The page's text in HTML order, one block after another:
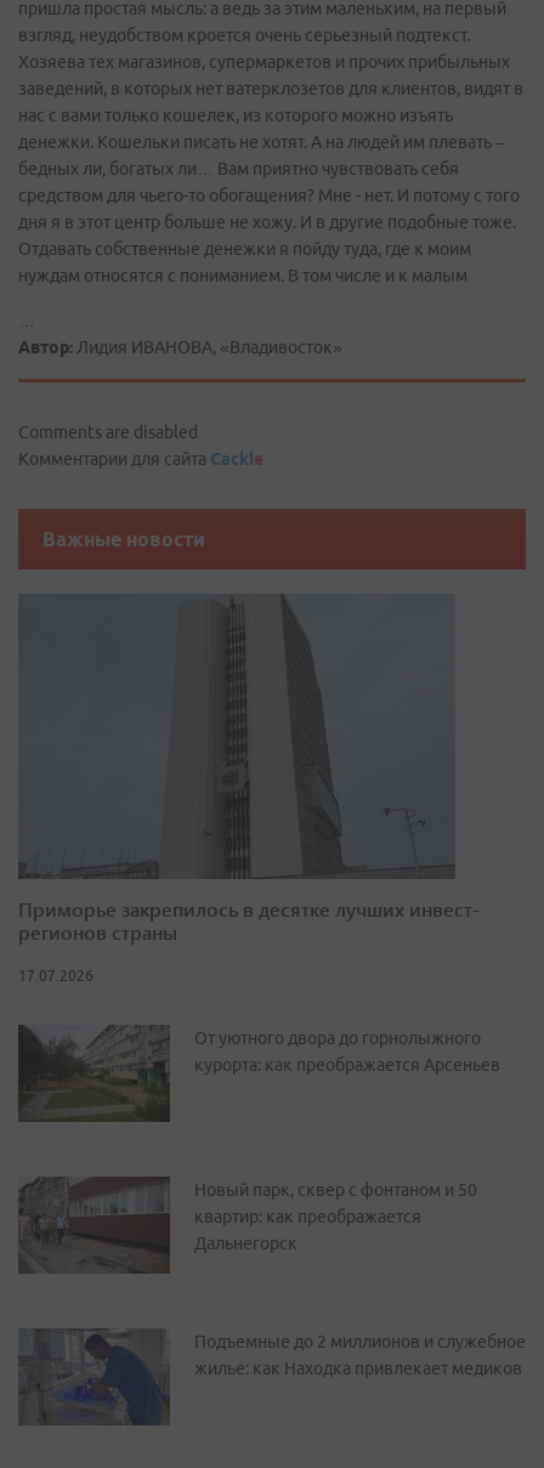
пришла простая мысль: а ведь за этим маленьким, на первый
взгляд, неудобством кроется очень серьезный подтекст.
Хозяева тех магазинов, супермаркетов и прочих прибыльных
заведений, в которых нет ватерклозетов для клиентов, видят в
нас с вами только кошелек, из которого можно изъять
денежки. Кошельки писать не хотят. А на людей им плевать –
бедных ли, богатых ли… Вам приятно чувствовать себя
средством для чьего-то обогащения? Мне - нет. И потому с того
дня я в этот центр больше не хожу. И в другие подобные тоже.
Отдавать собственные денежки я пойду туда, где к моим
нуждам относятся с пониманием. В том числе и к малым
Автор: Лидия ИВАНОВА, «Владивосток»
Comments are disabled
Комментарии для сайта Cackle
Важные новости
Приморье закрепилось в десятке лучших инвест-
регионов страны
17.07.2026
От уютного двора до горнолыжного
курорта: как преображается Арсеньев
Новый парк, сквер с фонтаном и 50
квартир: как преображается
Дальнегорск
Подъемные до 2 миллионов и служебное
жилье: как Находка привлекает медиков